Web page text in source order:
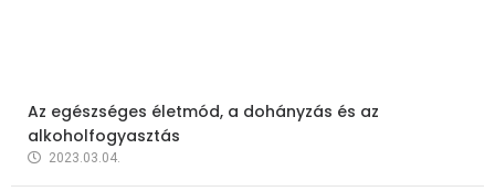
Az egészséges életmód, a dohányzás és az
alkoholfogyasztás
2023.03.04.